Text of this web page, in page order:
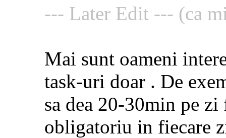
--- Later Edit --- (ca
Mai sunt oameni
task-uri doar . De
sa dea 20-30min pe
obligatoriu in fiecare